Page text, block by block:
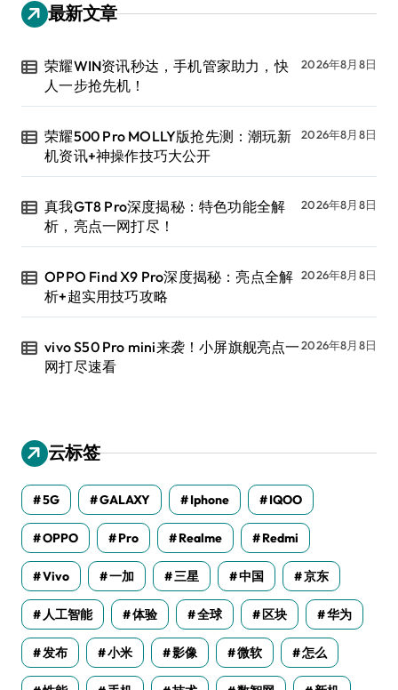
最新文章
荣耀WIN资讯秒达，手机管家助力，快
人一步抢先机！
2026年8月8日
荣耀500 Pro MOLLY版抢先测：潮玩新
机资讯+神操作技巧大公开
2026年8月8日
真我GT8 Pro深度揭秘：特色功能全解
析，亮点一网打尽！
2026年8月8日
OPPO Find X9 Pro深度揭秘：亮点全解
析+超实用技巧攻略
2026年8月8日
vivo S50 Pro mini来袭！小屏旗舰亮点一
网打尽速看
2026年8月8日
云标签
5G GALAXY Iphone IQOO
OPPO Pro Realme Redmi
Vivo 一加 三星 中国 京东
人工智能 体验 全球 区块 华为
发布 小米 影像 微软 怎么